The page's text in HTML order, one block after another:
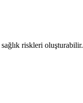
riskleri oluşturabilir.